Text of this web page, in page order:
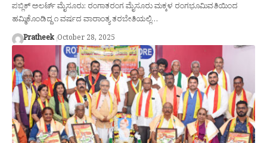
ಪಬ್ಲಿಕ್ ಅಲರ್ಟ್ ಮೈಸೂರು: ರಂಗಾತರಂಗ ಮೈಸೂರು ಮಕ್ಕಳ ರಂಗಭೂಮಿವತಿಯಿಂದ
ಹಮ್ಮಿಕೊಂಡಿದ್ದ ೧ ವರ್ಷದ ವಾರಾಂತ್ಯ ತರಬೇತಿಯಲ್ಲಿ…
Pratheek October 28, 2025